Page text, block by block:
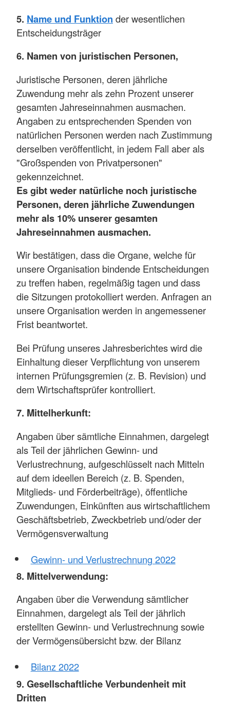
5. Name und Funktion der wesentlichen
Entscheidungsträger
6. Namen von juristischen Personen,
Juristische Personen, deren jährliche
Zuwendung mehr als zehn Prozent unserer
gesamten Jahreseinnahmen ausmachen.
Angaben zu entsprechenden Spenden von
natürlichen Personen werden nach Zustimmung
derselben veröffentlicht, in jedem Fall aber als
"Großspenden von Privatpersonen"
gekennzeichnet.
Es gibt weder natürliche noch juristische
Personen, deren jährliche Zuwendungen
mehr als 10% unserer gesamten
Jahreseinnahmen ausmachen.
Wir bestätigen, dass die Organe, welche für
unsere Organisation bindende Entscheidungen
zu treffen haben, regelmäßig tagen und dass
die Sitzungen protokolliert werden. Anfragen an
unsere Organisation werden in angemessener
Frist beantwortet.
Bei Prüfung unseres Jahresberichtes wird die
Einhaltung dieser Verpflichtung von unserem
internen Prüfungsgremien (z. B. Revision) und
dem Wirtschaftsprüfer kontrolliert.
7. Mittelherkunft:
Angaben über sämtliche Einnahmen, dargelegt
als Teil der jährlichen Gewinn- und
Verlustrechnung, aufgeschlüsselt nach Mitteln
auf dem ideellen Bereich (z. B. Spenden,
Mitglieds- und Förderbeiträge), öffentliche
Zuwendungen, Einkünften aus wirtschaftlichem
Geschäftsbetrieb, Zweckbetrieb und/oder der
Vermögensverwaltung
Gewinn- und Verlustrechnung 2022
8. Mittelverwendung:
Angaben über die Verwendung sämtlicher
Einnahmen, dargelegt als Teil der jährlich
erstellten Gewinn- und Verlustrechnung sowie
der Vermögensübersicht bzw. der Bilanz
Bilanz 2022
9. Gesellschaftliche Verbundenheit mit
Dritten